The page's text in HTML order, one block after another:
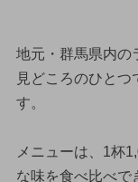
地元・群馬県内の
見どころのひとつ
す。
メニューは、1杯
な味を食べ比べで